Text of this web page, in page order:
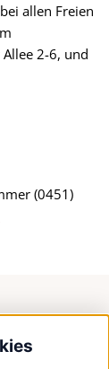
allen Freien
2-6, und
(0451)